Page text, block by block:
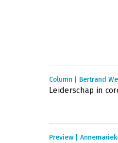
Column | Bertrand
Leiderschap in
Preview |